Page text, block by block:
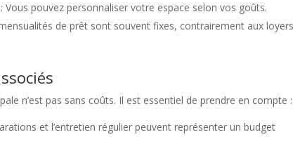
: Vous pouvez personnaliser votre espace selon vos goûts.
de prêt sont souvent fixes, contrairement aux loyers
n’est pas sans coûts. Il est essentiel de prendre en compte :
et l’entretien régulier peuvent représenter un budget